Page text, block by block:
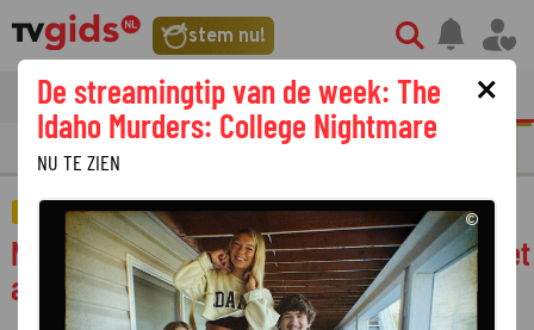
stem nu!
tvgids streaming nieuws
STREAMING
AMUSEMENT
No Way Back krijgt Amerikaanse versie met
alpinist Bear Grylls
×
De streamingtip van de week: The
Idaho Murders: College Nightmare
NU TE ZIEN
©